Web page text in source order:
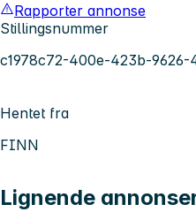
Rapporter annonse
Stillingsnummer
c1978c72-400e-423b-9626-
Hentet fra
FINN
Lignende